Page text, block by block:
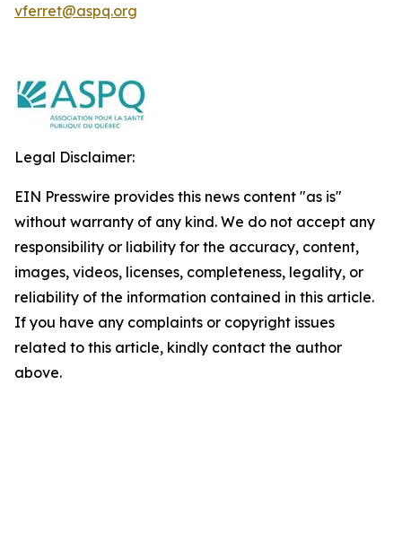
vferret@aspq.org
Legal Disclaimer:
EIN Presswire provides this news content "as is"
without warranty of any kind. We do not accept any
responsibility or liability for the accuracy, content,
images, videos, licenses, completeness, legality, or
reliability of the information contained in this article.
If you have any complaints or copyright issues
related to this article, kindly contact the author
above.